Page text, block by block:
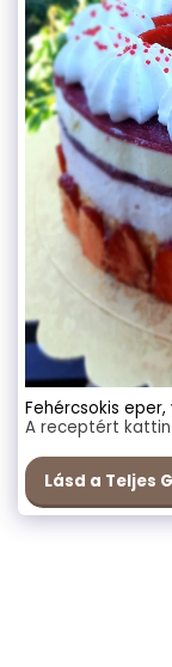
Fehércsokis
A receptért
Lásd a Teljes